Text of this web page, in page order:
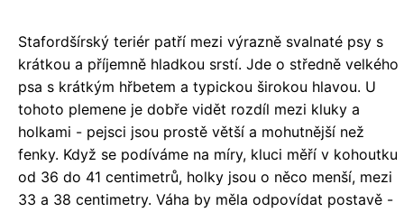
Stafordšírský teriér patří mezi výrazně svalnaté psy s
krátkou a příjemně hladkou srstí. Jde o středně velkého
psa s krátkým hřbetem a typickou širokou hlavou. U
tohoto plemene je dobře vidět rozdíl mezi kluky a
holkami - pejsci jsou prostě větší a mohutnější než
fenky. Když se podíváme na míry, kluci měří v kohoutku
od 36 do 41 centimetrů, holky jsou o něco menší, mezi
33 a 38 centimetry. Váha by měla odpovídat postavě -